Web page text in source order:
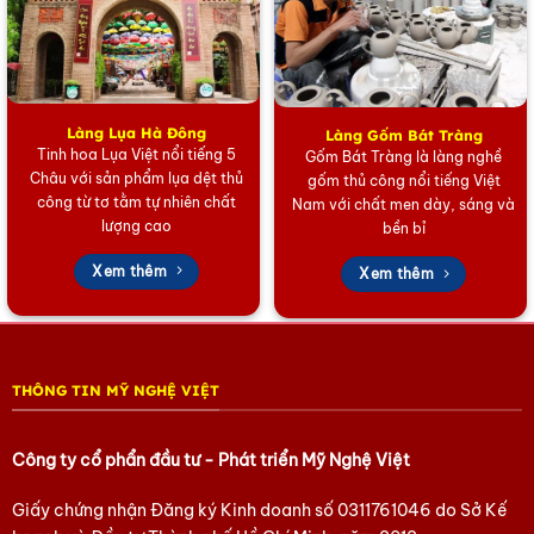
Chất Lượng Thủ Công Đỉnh Cao
Được chế tác từ kỹ thuật sơn mài truyền thống, mỗi
chi tiết của bộ tranh đều được nghệ nhân thực hiện
thủ công tỉ mỉ qua nhiều công đoạn phức tạp. Chất
liệu sơn ta và kỹ thuật dát vàng, cẩn vỏ trứng hoặc vỏ
ốc tạo nên độ bền vĩnh cửu, độ sâu và ánh kim lấp
lánh độc đáo cho tác phẩm.
Hãy sở hữu ngay bộ tranh sơn mài Trúc Đào nền vàng
để không chỉ làm đẹp không gian mà còn mang lại
may mắn, thịnh vượng cho ngôi nhà của bạn.
Phường Bình Trưng, TP. Hồ Chí Minh.
0902.409.089 – Ms Huyền hoặc 0903.754.715 – Ms
Làng Lụa Hà Đông
Tinh hoa Lụa Việt nổi tiếng 5
Châu với sản phẩm lụa dệt thủ
công từ tơ tằm tự nhiên chất
lượng cao
Xem thêm
Làng Gốm Bát Tràng
Gốm Bát Tràng là làng nghề
gốm thủ công nổi tiếng Việt
Nam với chất men dày, sáng và
bền bỉ
Xem thêm
THÔNG TIN MỸ NGHỆ VIỆT
Công ty cổ phẩn đầu tư - Phát triển Mỹ Nghệ Việt
Giấy chứng nhận Đăng ký Kinh doanh số0311761046 do Sở Kế